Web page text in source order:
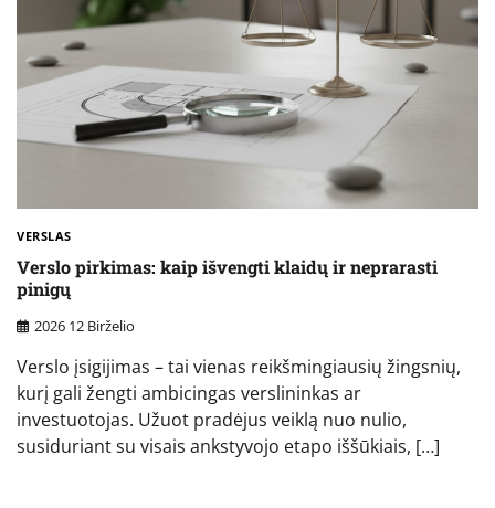
VERSLAS
Verslo pirkimas: kaip išvengti klaidų ir neprarasti
pinigų
2026 12 Birželio
Verslo įsigijimas – tai vienas reikšmingiausių žingsnių,
kurį gali žengti ambicingas verslininkas ar
investuotojas. Užuot pradėjus veiklą nuo nulio,
susiduriant su visais ankstyvojo etapo iššūkiais, […]